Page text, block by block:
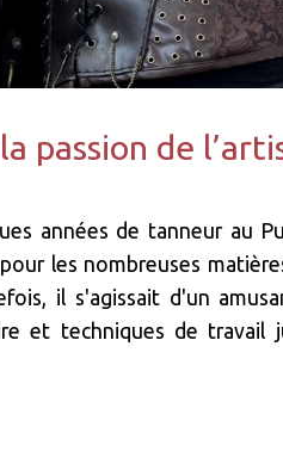
passion de
années de tanneur au
les nombreuses
il s'agissait d'un
et techniques de travail